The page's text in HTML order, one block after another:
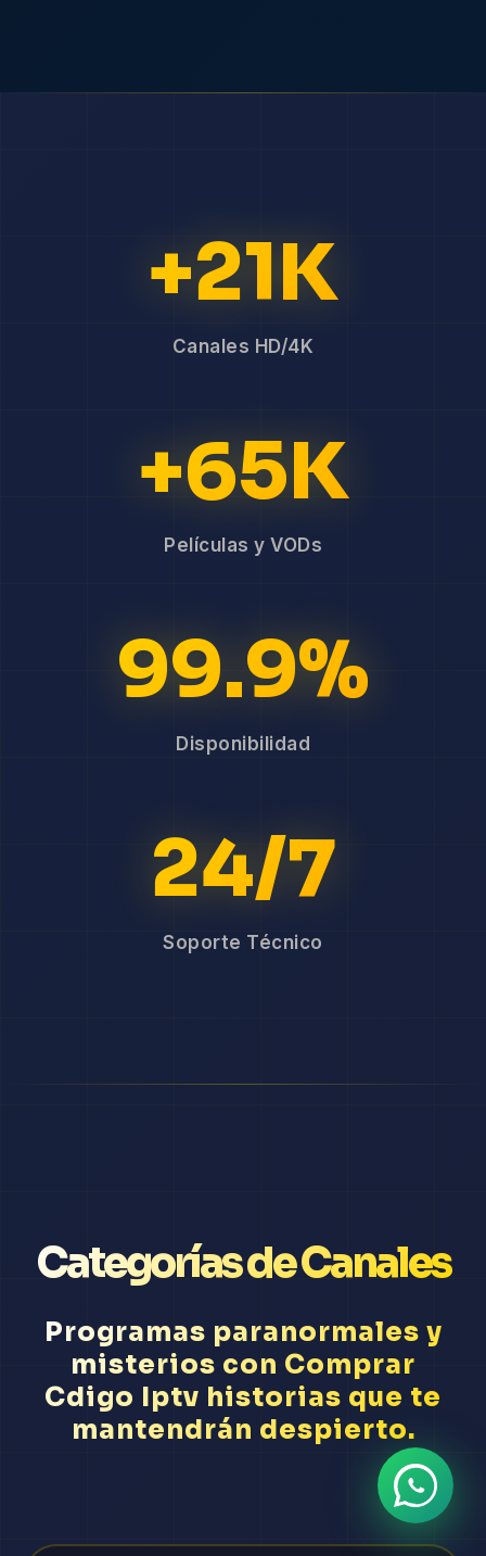
+21K
Canales HD/4K
+65K
Películas y VODs
99.9%
Disponibilidad
24/7
Soporte Técnico
Categorías de Canales
Programas paranormales y
misterios con Comprar
Cdigo Iptv historias que te
mantendrán despierto.